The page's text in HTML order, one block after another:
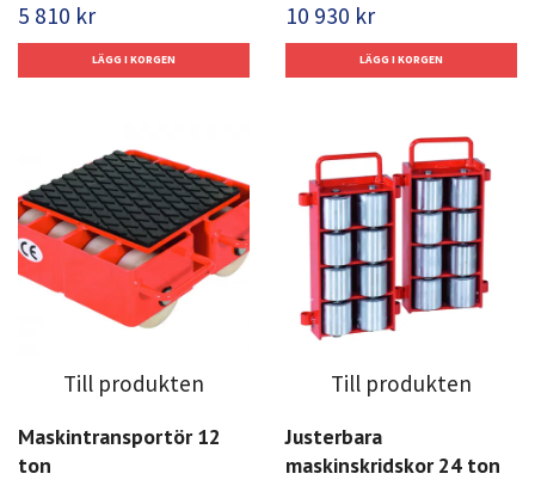
5 810 kr 10 930 kr
Till produkten
Maskintransportör 12
ton
Till produkten
Justerbara
maskinskridskor 24 ton